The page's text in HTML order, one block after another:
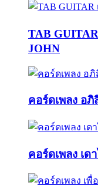
TAB
JOHN
คอร์ดเพลง อ
คอร์ดเพลง เด